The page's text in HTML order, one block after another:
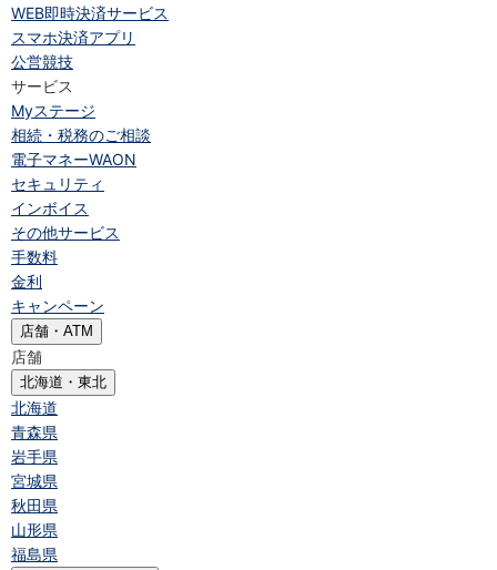
WEB即時決済サービス
スマホ決済アプリ
公営競技
サービス
Myステージ
相続・税務のご相談
電子マネーWAON
セキュリティ
インボイス
その他サービス
手数料
金利
キャンペーン
店舗・ATM
店舗
北海道・東北
北海道
青森県
岩手県
宮城県
秋田県
山形県
福島県